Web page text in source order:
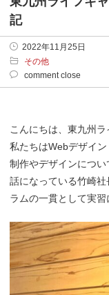
記
2022年11月25日
その他
comment close
こんにちは、東九州ラ
私たちはWebデザイ
制作やデザインにつ
話になっている竹崎
ラムの一貫として実習